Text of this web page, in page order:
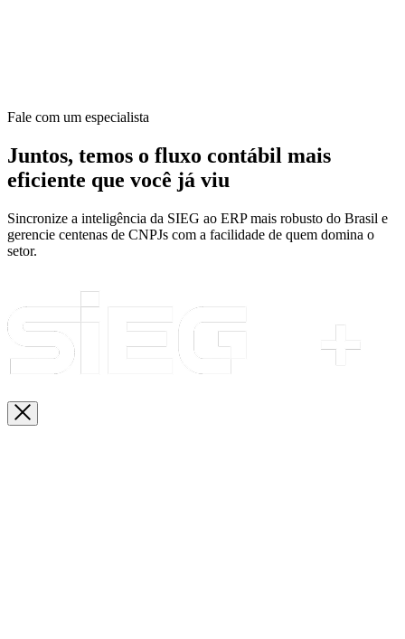
Fale com um especialista
Juntos, temos o fluxo contábil mais
eficiente que você já viu
Sincronize a inteligência da SIEG ao ERP mais robusto do Brasil e
gerencie centenas de CNPJs com a facilidade de quem domina o
setor.